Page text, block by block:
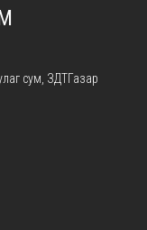
сум, ЗДТГазар